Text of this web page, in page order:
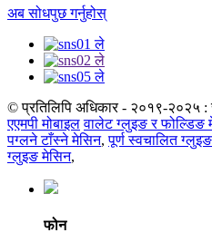
अब सोधपुछ गर्नुहोस्
© प्रतिलिपि अधिकार - २०१९-२०२५ :
एएमपी मोबाइल वालेट ग्लुइङ र फोल्डिङ
पग्लने टाँस्ने मेसिन,पूर्ण स्वचालित
ग्लुइङ मेसिन,
फोन